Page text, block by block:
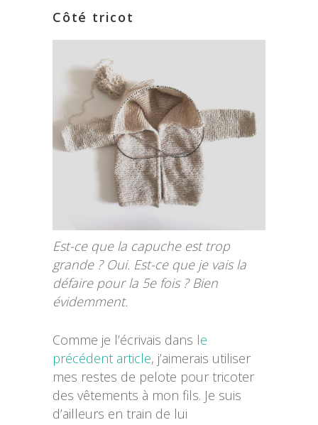
Côté tricot
Est-ce que la capuche est trop
grande ? Oui. Est-ce que je vais la
défaire pour la 5e fois ? Bien
évidemment.
Comme je l’écrivais dans le
précédent article, j’aimerais utiliser
mes restes de pelote pour tricoter
des vêtements à mon fils. Je suis
d’ailleurs en train de lui